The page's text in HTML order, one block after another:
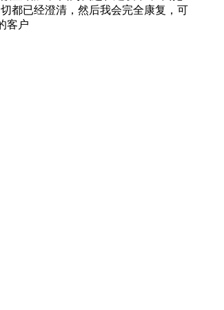
都已经澄清，然后我会完全康复，可
客户